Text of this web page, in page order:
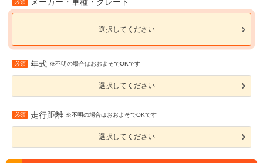
必須
選択してください
必須 年式 ※不明の場合はおおよそでOKです
選択してください
必須 走行距離 ※不明の場合はおおよそでOKです
選択してください